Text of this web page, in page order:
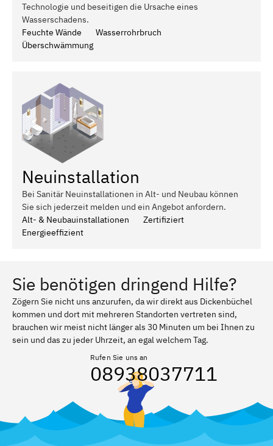
Technologie und beseitigen die Ursache eines
Wasserschadens.
Feuchte Wände
Wasserrohrbruch
Überschwämmung
Neuinstallation
Bei Sanitär Neuinstallationen in Alt- und Neubau können
Sie sich jederzeit melden und ein Angebot anfordern.
Alt- & Neubauinstallationen
Zertifiziert
Energieeffizient
Sie benötigen dringend Hilfe?
Zögern Sie nicht uns anzurufen, da wir direkt aus Dickenbüchel
kommen und dort mit mehreren Standorten vertreten sind,
brauchen wir meist nicht länger als 30 Minuten um bei Ihnen zu
sein und das zu jeder Uhrzeit, an egal welchem Tag.
Rufen Sie uns an
08938037711